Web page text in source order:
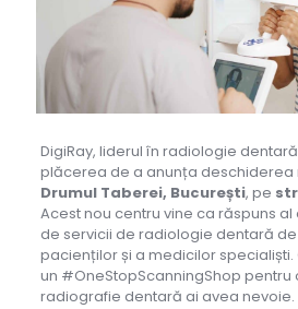
DigiRay, liderul în radiologie
plăcerea de a anunța deschiderea
Drumul Taberei, București, pe
Acest nou centru vine ca răspuns
de servicii de radiologie dentară
pacienților și a medicilor specialiști.
un #OneStopScanningShop pentru
radiografie dentară ai avea nevoie.